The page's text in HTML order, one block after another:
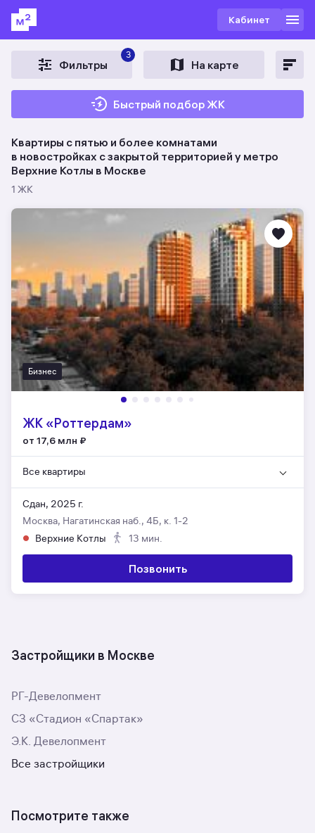
Кабинет
Фильтры
3
На карте
Быстрый подбор ЖК
Квартиры с пятью и более комнатами
в новостройках c закрытой территорией у метро
Верхние Котлы в Москве
1 ЖК
Бизнес
ЖК «Роттердам»
от 17,6 млн ₽
Все квартиры
Сдан, 2025 г.
Москва, Нагатинская наб., 4Б, к. 1-2
Верхние Котлы
13 мин.
Позвонить
Застройщики в Москве
РГ-Девелопмент
СЗ «Стадион «Спартак»
Э.К. Девелопмент
Все застройщики
Посмотрите также